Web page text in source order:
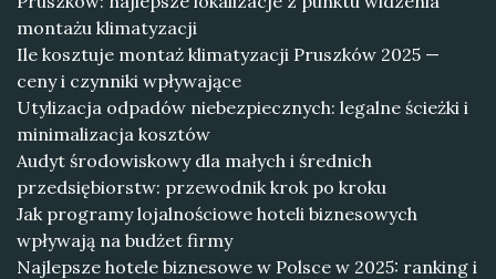
montażu klimatyzacji
Ile kosztuje montaż klimatyzacji Pruszków 2025 —
ceny i czynniki wpływające
Utylizacja odpadów niebezpiecznych: legalne ścieżki i
minimalizacja kosztów
Audyt środowiskowy dla małych i średnich
przedsiębiorstw: przewodnik krok po kroku
Jak programy lojalnościowe hoteli biznesowych
wpływają na budżet firmy
Najlepsze hotele biznesowe w Polsce w 2025: ranking i